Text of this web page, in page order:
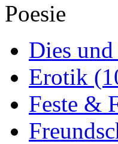
Poesie
Dies und
Erotik
Feste &